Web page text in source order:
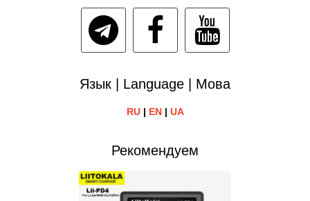
Язык | Language | Мова
RU| EN| UA
Рекомендуем